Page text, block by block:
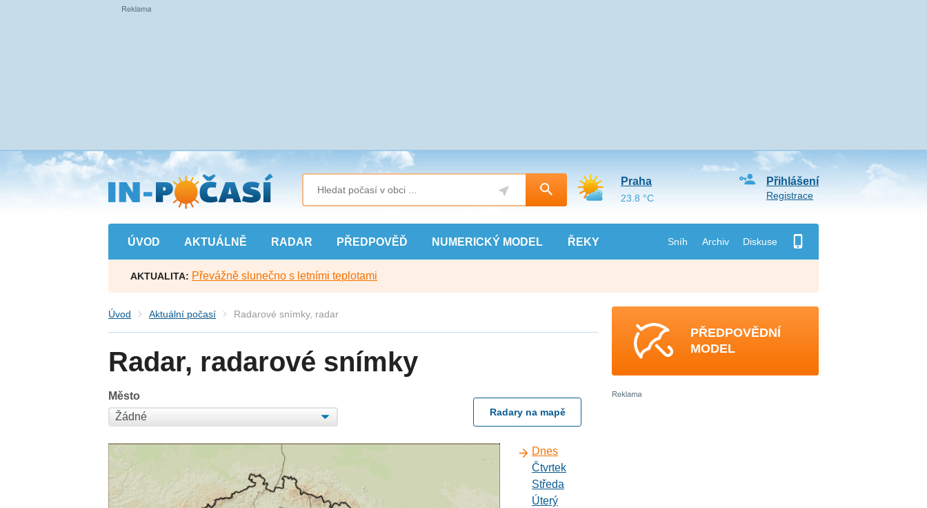
Přejít
na
hlavní
obsah
ÚVOD AKTUÁLNĚ RADAR PŘEDPOVĚĎ NUMERICKÝ MODEL ŘEKY Sníh Archiv Diskuse
Přihlášení
Registrace
Praha
23.8 °C
AKTUALITA: Převážně slunečno s letními teplotami
Úvod Aktuální počasí Radarové snímky, radar
Radar, radarové snímky
Město
Radary na mapě
Dnes
Čtvrtek
Středa
Úterý
PŘEDPOVĚDNÍ
MODEL